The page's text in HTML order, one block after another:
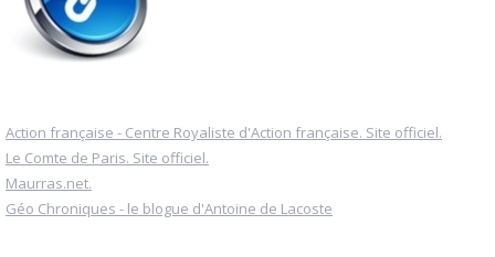
Action française - Centre Royaliste d'Action française. Site officiel.
Le Comte de Paris. Site officiel.
Maurras.net.
Géo Chroniques - le blogue d'Antoine de Lacoste